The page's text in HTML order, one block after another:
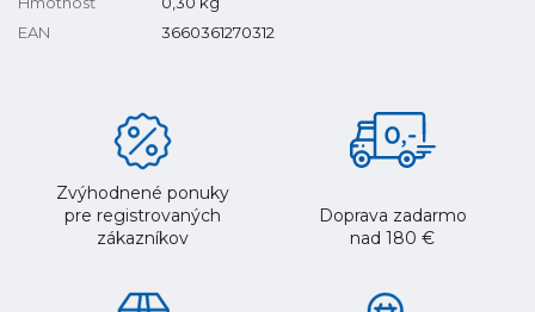
EAN
3660361270312
Zvýhodnené ponuky
pre registrovaných
zákazníkov
Doprava zadarmo
nad 180 €